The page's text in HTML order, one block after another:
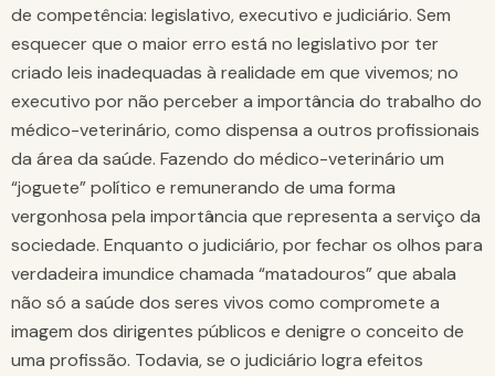
de competência: legislativo, executivo e judiciário. Sem
esquecer que o maior erro está no legislativo por ter
criado leis inadequadas à realidade em que vivemos; no
executivo por não perceber a importância do trabalho do
médico-veterinário, como dispensa a outros profissionais
da área da saúde. Fazendo do médico-veterinário um
“joguete” político e remunerando de uma forma
vergonhosa pela importância que representa a serviço da
sociedade. Enquanto o judiciário, por fechar os olhos para
verdadeira imundice chamada “matadouros” que abala
não só a saúde dos seres vivos como compromete a
imagem dos dirigentes públicos e denigre o conceito de
uma profissão. Todavia, se o judiciário logra efeitos